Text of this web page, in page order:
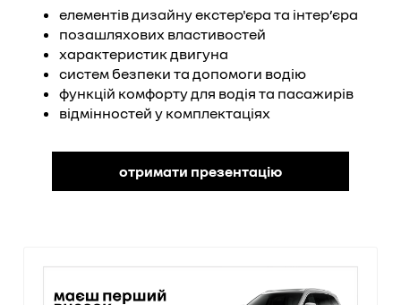
елементів дизайну екстер'єра та інтер’єра
позашляхових властивостей
характеристик двигуна
систем безпеки та допомоги водію
функцій комфорту для водія та пасажирів
відмінностей у комплектаціях
отримати презентацію